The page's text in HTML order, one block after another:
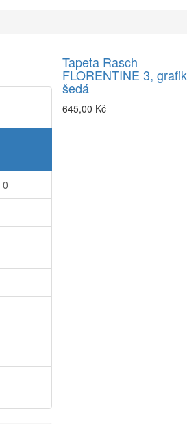
0
Tapeta Rasch
FLORENTINE 3,
šedá
645,00 Kč